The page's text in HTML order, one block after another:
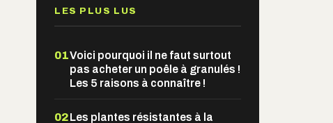
LES PLUS LUS
01Voici pourquoi il ne faut surtout
pas acheter un poêle à granulés !
Les 5 raisons à connaître !
02Les plantes résistantes à la